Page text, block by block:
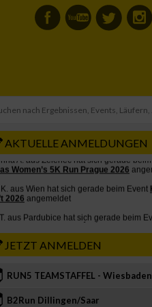
AKTUELLE ANMELDUNGEN
JETZT ANMELDEN
RUN5 TEAMSTAFFEL - Wiesbaden
B2Run Dillingen/Saar